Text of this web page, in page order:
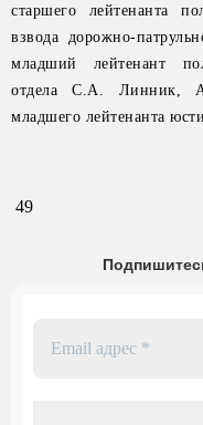
старшего лейтенанта
взвода дорожно-
младший лейтенант
отдела С.А. Линник,
младшего лейтенанта
49